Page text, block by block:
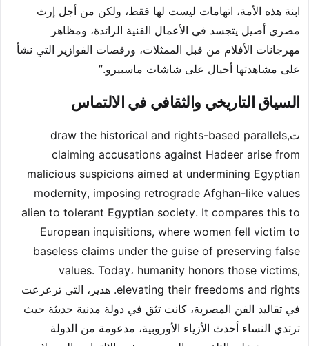
ابنة هذه الأمة، اتهامات ليست لها فقط، ولكن من أجل إرث
مصري أصيل يتجسد في الأعمال الفنية الرائدة، ومظاهر
مهرجانات الأفلام من قبل الممثلات، ورقصات الفوازير التي نشأ
على مشاهدتها أجيال على شاشات ماسبيرو.”
السياق التاريخي والثقافي في الالتماس
تdraw the historical and rights-based parallels,
claiming accusations against Hadeer arise from
malicious suspicions aimed at undermining Egyptian
modernity, imposing retrograde Afghan-like values
alien to tolerant Egyptian society. It compares this to
European inquisitions, where women fell victim to
baseless claims under the guise of preserving false
values. Today، humanity honors those victims,
elevating their freedoms and rights. هدير، التي ترعرعت
في تقاليد الفن المصرية، كانت تثق في دولة مدنية حديثة حيث
ترتدي النساء أحدث الأزياء الأوروبية، مدعومة من الدولة